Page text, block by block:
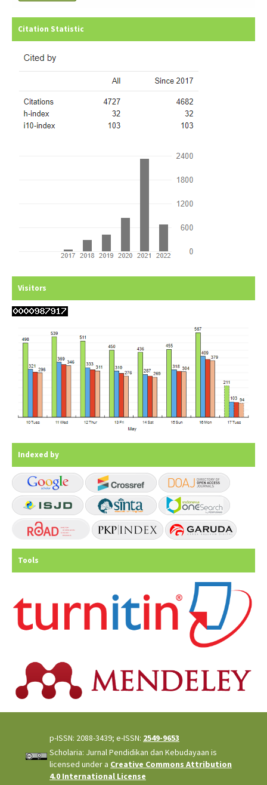
Citation Statistic
Visitors
Indexed by
Tools
p-ISSN: 2088-3439; e-ISSN: 2549-9653
Scholaria: Jurnal Pendidikan dan Kebudayaan is
licensed under a Creative Commons Attribution
4.0 International License